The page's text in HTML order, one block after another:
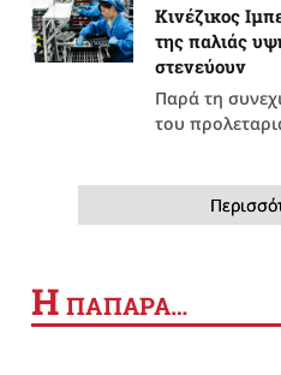
Κινέζικος
της παλιάς
στενεύουν
Παρά τη
του
Η ΠΑΠΑΡΑ…